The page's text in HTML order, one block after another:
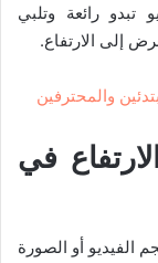
رائعة وتلبي
إلى الارتفاع.
في
الفيديو أو الصورة